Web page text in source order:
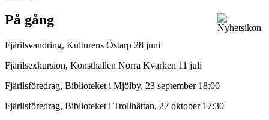
På gång
Fjärilsvandring, Kulturens Östarp 28 juni
Fjärilsexkursion, Konsthallen Norra Kvarken 11 juli
Fjärilsföredrag, Biblioteket i Mjölby, 23 september 18:00
Fjärilsföredrag, Biblioteket i Trollhättan, 27 oktober 17:30